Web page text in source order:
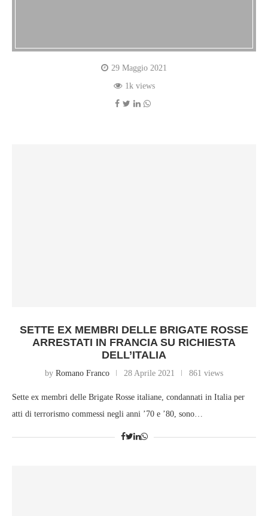
29 Maggio 2021
1k views
SETTE EX MEMBRI DELLE BRIGATE ROSSE
ARRESTATI IN FRANCIA SU RICHIESTA
DELL’ITALIA
by Romano Franco 28 Aprile 2021 861 views
Sette ex membri delle Brigate Rosse italiane, condannati in Italia per
atti di terrorismo commessi negli anni ’70 e ’80, sono…